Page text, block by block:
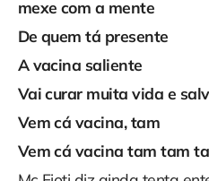
mexe com a mente
De quem tá presente
A vacina saliente
Vai curar muita vida e
Vem cá vacina, tam
Vem cá vacina tam tam